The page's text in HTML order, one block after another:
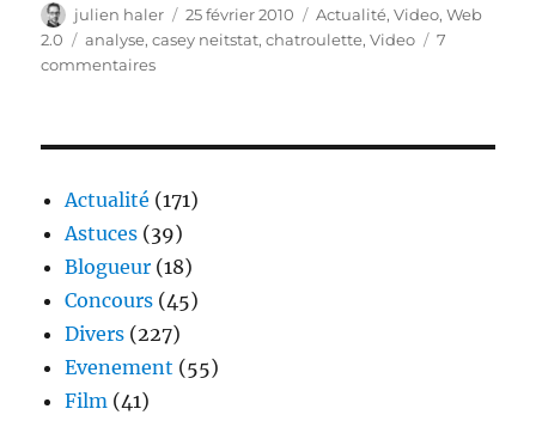
Auteur
julien haler
Publié
le
25 février 2010 Catégories
Actualité,Video,Web
2.0
Étiquettes
analyse,casey neitstat,chatroulette,Video
7
commentairessur
Casey
Neistat
Actualité (171)
Astuces (39)
Blogueur (18)
Concours (45)
Divers (227)
Evenement (55)
Film (41)